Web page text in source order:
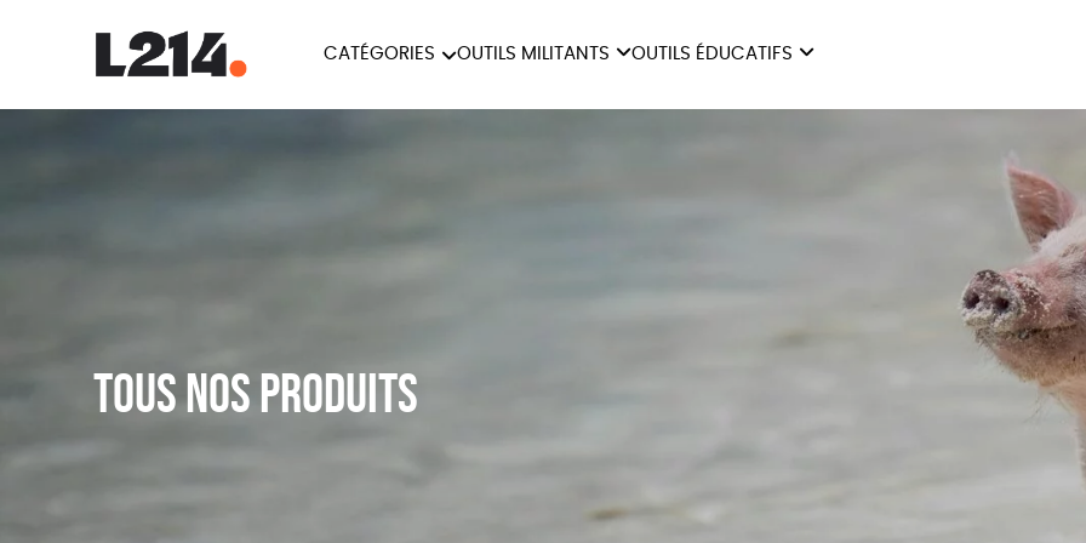
CATÉGORIES OUTILS MILITANTS OUTILS ÉDUCATIFS
Tous nos produits